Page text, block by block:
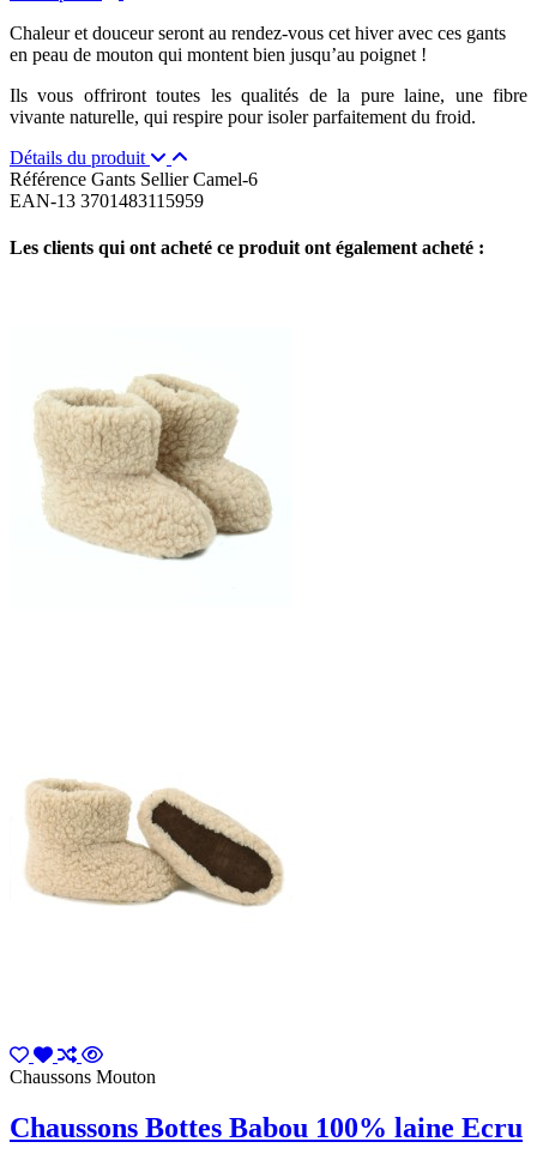
Chaleur et douceur seront au rendez-vous cet hiver avec ces gants
en peau de mouton qui montent bien jusqu’au poignet !
Ils vous offriront toutes les qualités de la pure laine, une fibre
vivante naturelle, qui respire pour isoler parfaitement du froid.
Détails du produit
Référence Gants Sellier Camel-6
EAN-13 3701483115959
Les clients qui ont acheté ce produit ont également acheté :
Chaussons Mouton
Chaussons Bottes Babou 100% laine Ecru